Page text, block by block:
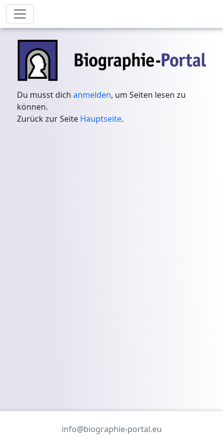
Du musst dichanmelden, um Seiten lesen zu
können.
Zurück zur Seite Hauptseite.
info@biographie-portal.eu